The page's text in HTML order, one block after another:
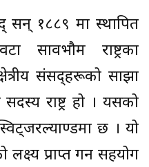
सन् १८८९ मा स्थापित
सार्वभौम राष्ट्रका
संसद्हरूको साझा
राष्ट्र हो । यसको
छ । यो
लक्ष्य प्राप्त गर्न सहयोग